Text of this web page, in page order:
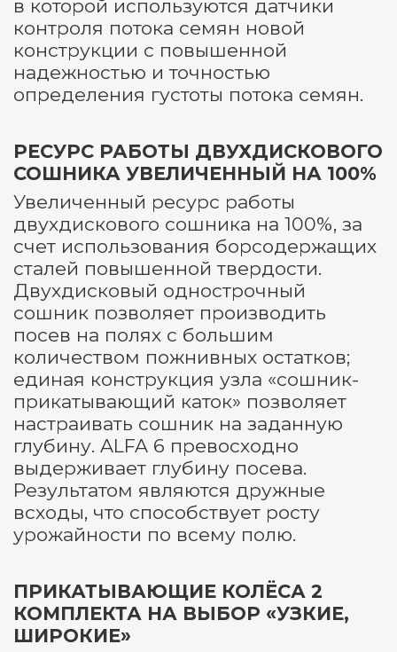
в которой используются датчики
контроля потока семян новой
конструкции с повышенной
надежностью и точностью
определения густоты потока семян.
РЕСУРС РАБОТЫ ДВУХДИСКОВОГО
СОШНИКА УВЕЛИЧЕННЫЙ НА 100%
Увеличенный ресурс работы
двухдискового сошника на 100%, за
счет использования борсодержащих
сталей повышенной твердости.
Двухдисковый однострочный
сошник позволяет производить
посев на полях с большим
количеством пожнивных остатков;
единая конструкция узла «сошник-
прикатывающий каток» позволяет
настраивать сошник на заданную
глубину. ALFA 6 превосходно
выдерживает глубину посева.
Результатом являются дружные
всходы, что способствует росту
урожайности по всему полю.
ПРИКАТЫВАЮЩИЕ КОЛЁСА 2
КОМПЛЕКТА НА ВЫБОР «УЗКИЕ,
ШИРОКИЕ»